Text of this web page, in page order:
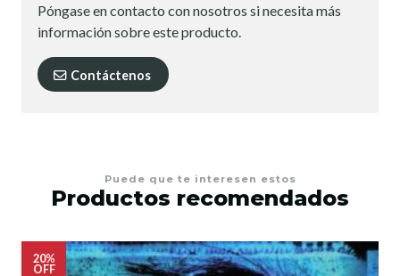
Póngase en contacto con nosotros si necesita más
información sobre este producto.
Contáctenos
Puede que te interesen estos
Productos recomendados
20%
OFF